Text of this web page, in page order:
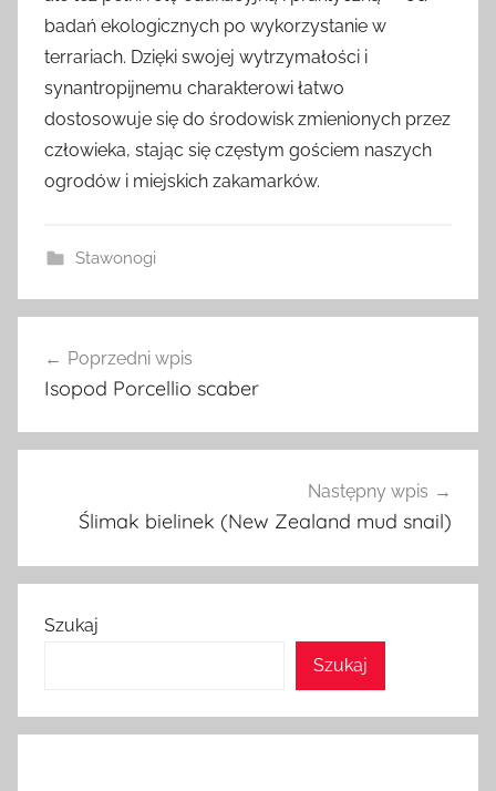
badań ekologicznych po wykorzystanie w
terrariach. Dzięki swojej wytrzymałości i
synantropijnemu charakterowi łatwo
dostosowuje się do środowisk zmienionych przez
człowieka, stając się częstym gościem naszych
ogrodów i miejskich zakamarków.
Stawonogi
wpisu
Poprzedni wpis
Isopod Porcellio scaber
Następny wpis
Ślimak bielinek (New Zealand mud snail)
Szukaj
Szukaj